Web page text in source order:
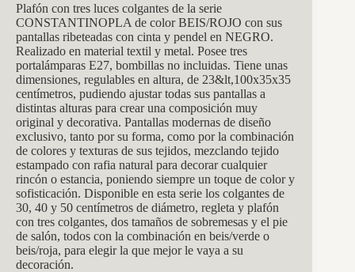
Plafón con tres luces colgantes de la serie
CONSTANTINOPLA de color BEIS/ROJO con sus
pantallas ribeteadas con cinta y pendel en NEGRO.
Realizado en material textil y metal. Posee tres
portalámparas E27, bombillas no incluidas. Tiene unas
dimensiones, regulables en altura, de 23&lt,100x35x35
centímetros, pudiendo ajustar todas sus pantallas a
distintas alturas para crear una composición muy
original y decorativa. Pantallas modernas de diseño
exclusivo, tanto por su forma, como por la combinación
de colores y texturas de sus tejidos, mezclando tejido
estampado con rafia natural para decorar cualquier
rincón o estancia, poniendo siempre un toque de color y
sofisticación. Disponible en esta serie los colgantes de
30, 40 y 50 centímetros de diámetro, regleta y plafón
con tres colgantes, dos tamaños de sobremesas y el pie
de salón, todos con la combinación en beis/verde o
beis/roja, para elegir la que mejor le vaya a su
decoración.